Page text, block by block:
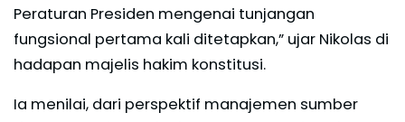
Peraturan Presiden mengenai tunjangan
fungsional pertama kali ditetapkan,” ujar Nikolas di
hadapan majelis hakim konstitusi.
Ia menilai, dari perspektif manajemen sumber